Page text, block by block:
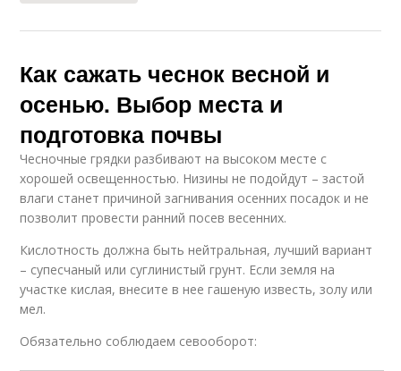
Как сажать чеснок весной и
осенью. Выбор места и
подготовка почвы
Чесночные грядки разбивают на высоком месте с
хорошей освещенностью. Низины не подойдут – застой
влаги станет причиной загнивания осенних посадок и не
позволит провести ранний посев весенних.
Кислотность должна быть нейтральная, лучший вариант
– супесчаный или суглинистый грунт. Если земля на
участке кислая, внесите в нее гашеную известь, золу или
мел.
Обязательно соблюдаем севооборот: